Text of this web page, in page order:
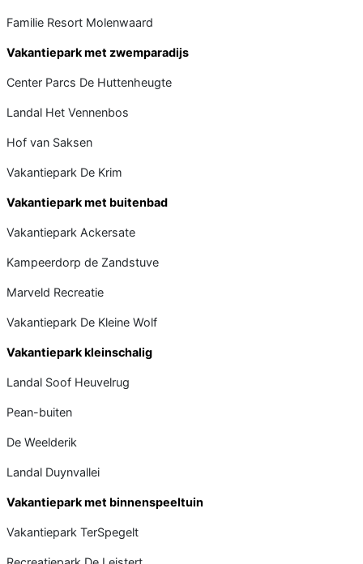
Familie Resort Molenwaard
Vakantiepark met zwemparadijs
Center Parcs De Huttenheugte
Landal Het Vennenbos
Hof van Saksen
Vakantiepark De Krim
Vakantiepark met buitenbad
Vakantiepark Ackersate
Kampeerdorp de Zandstuve
Marveld Recreatie
Vakantiepark De Kleine Wolf
Vakantiepark kleinschalig
Landal Soof Heuvelrug
Pean-buiten
De Weelderik
Landal Duynvallei
Vakantiepark met binnenspeeltuin
Vakantiepark TerSpegelt